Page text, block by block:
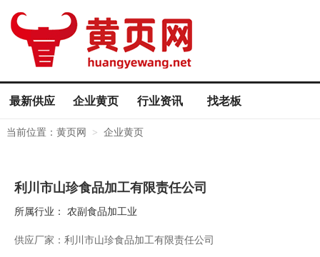
最新供应 企业黄页 行业资讯 找老板
当前位置： 黄页网 > 企业黄页
利川市山珍食品加工有限责任公司
所属行业： 农副食品加工业
供应厂家： 利川市山珍食品加工有限责任公司